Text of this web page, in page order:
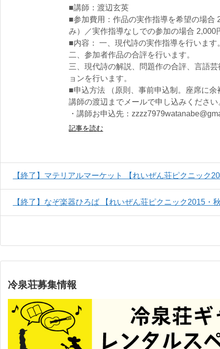
■講師：渡辺玄英
■参加費用：作品の実作指導を希望の場合
み）／実作指導なしでの参加の場合 2,000
■内容： 一、現代詩の実作指導を行います
二、参加者作品の合評を行います。
三、現代詩の解説、問題作の合評、言語
ョンを行います。
■申込方法 （原則、事前申込制。座席に
講師の渡辺までメールで申し込みください
・講師お申込先：
記事を読む
【終了】マテリアルマーケット 【れいぜん荘ピクニック
【終了】なぞ楽器ひろば 【れいぜん荘ピクニック2015・
冷泉荘募集情報